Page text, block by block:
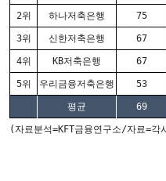
2위 하나저축은행 75
3위 신한저축은행 67
4위 KB저축은행 67
5위 우리금융저축은행 53
평균 69
(자료분석=KFT금융연구소/자료=각